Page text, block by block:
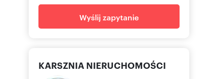
Wyślij zapytanie
KARSZNIA NIERUCHOMOŚCI